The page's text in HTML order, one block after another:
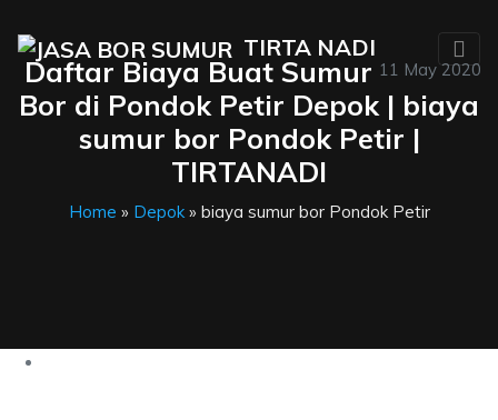
TIRTA NADI
11 May 2020
Daftar Biaya Buat Sumur
Bor di Pondok Petir Depok | biaya
sumur bor Pondok Petir |
TIRTANADI
Home » Depok» biaya sumur bor Pondok Petir